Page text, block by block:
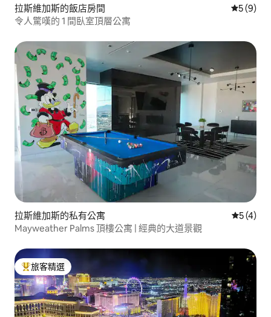
拉斯維加斯的飯店房間 從 9 則評
5 (9)
令人驚嘆的 1 間臥室頂層公寓
拉斯維加斯的私有公寓 從 4 則評
5 (4)
Mayweather Palms 頂樓公寓 | 經典的大道景觀
旅客精選榜首
旅客精選